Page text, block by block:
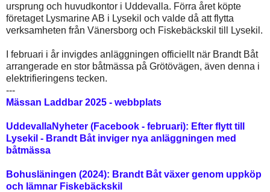
ursprung och huvudkontor i Uddevalla. Förra året köpte
företaget Lysmarine AB i Lysekil och valde då att flytta
verksamheten från Vänersborg och Fiskebäckskil till Lysekil.
I februari i år invigdes anläggningen officiellt när Brandt Båt
arrangerade en stor båtmässa på Grötövägen, även denna i
elektrifieringens tecken.
---
Mässan Laddbar 2025 - webbplats
UddevallaNyheter (Facebook - februari): Efter flytt till
Lysekil - Brandt Båt inviger nya anläggningen med
båtmässa
Bohusläningen (2024): Brandt Båt växer genom uppköp
och lämnar Fiskebäckskil